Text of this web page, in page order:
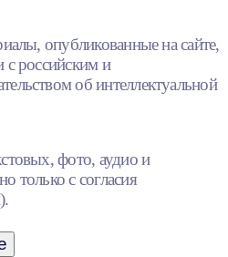
опубликованные на сайте,
с российским и
об интеллектуальной
фото, аудио и
только с согласия